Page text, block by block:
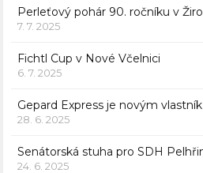
Perleťový pohár 90. ročníku v
7. 7. 2025
Fichtl Cup v Nové Včelnici
6. 7. 2025
Gepard Express je novým
28. 6. 2025
Senátorská stuha pro SDH
24. 6. 2025